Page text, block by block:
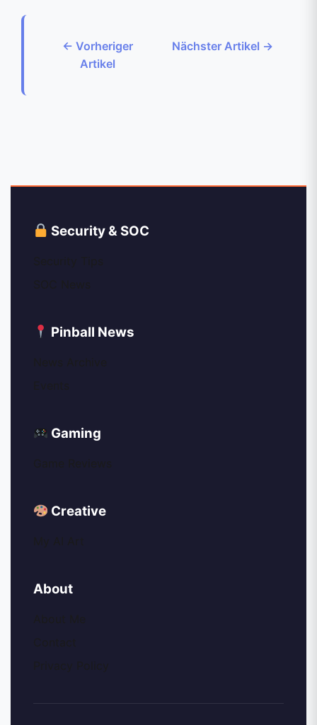
← Vorheriger
Artikel
Nächster Artikel →
Security & SOC
Pinball News
Gaming
Creative
About